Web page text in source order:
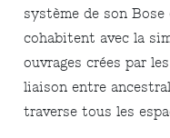
système de son
cohabitent avec la
ouvrages crées par
liaison entre
traverse tous les